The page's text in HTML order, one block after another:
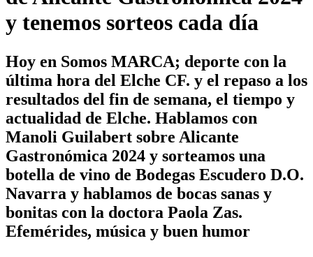
y tenemos sorteos cada día
Hoy en Somos MARCA; deporte con la
última hora del Elche CF. y el repaso a los
resultados del fin de semana, el tiempo y
actualidad de Elche. Hablamos con
Manoli Guilabert sobre Alicante
Gastronómica 2024 y sorteamos una
botella de vino de Bodegas Escudero D.O.
Navarra y hablamos de bocas sanas y
bonitas con la doctora Paola Zas.
Efemérides, música y buen humor